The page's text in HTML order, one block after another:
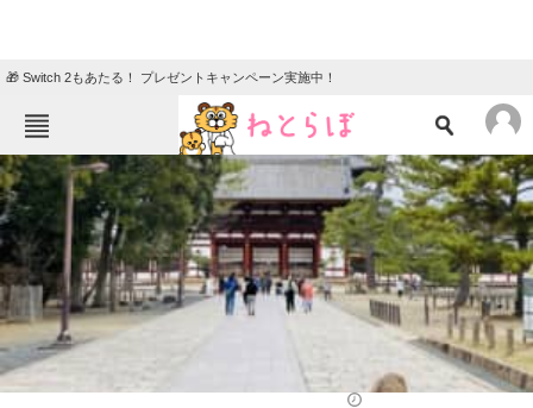
🎁 Switch 2もあたる！ プレゼントキャンペーン実施中！
ねとらぼメニュー
TOP ニュース
エンタメ クイズ
グルメ 地域
住まい
リサーチ